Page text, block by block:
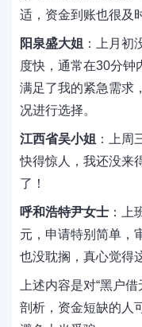
适，资金到账也很及
阳泉盛大姐 ：上月初
度快，通常在30分钟
满足了我的紧急需求
况进行选择。
江西省吴小姐 ：上周
快得惊人，我还没来
了！
呼和浩特尹女士 ：上
元，申请特别简单，
也没耽搁，真心觉得
上述内容是对“黑户
剖析，资金短缺的人